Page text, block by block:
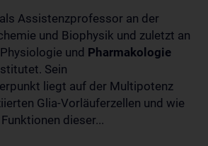
Assistenzprofessor an der
und Biophysik und zuletzt an
und Pharmakologie
Sein
liegt auf der Multipotenz
Glia-Vorläuferzellen und wie
dieser...